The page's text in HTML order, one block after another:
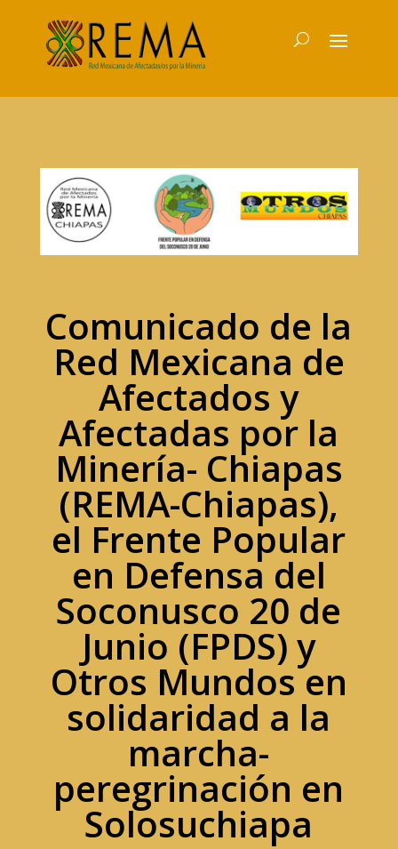
Comunicado de la
Red Mexicana de
Afectados y
Afectadas por la
Minería- Chiapas
(REMA-Chiapas),
el Frente Popular
en Defensa del
Soconusco 20 de
Junio (FPDS) y
Otros Mundos en
solidaridad a la
marcha-
peregrinación en
Solosuchiapa